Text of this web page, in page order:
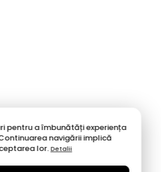
pentru a îmbunătăți experiența
navigării implică
lor.Detalii